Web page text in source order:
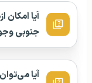
آیا امکان
جنوبی
آیا